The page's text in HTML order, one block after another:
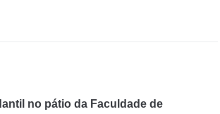
no pátio da Faculdade de